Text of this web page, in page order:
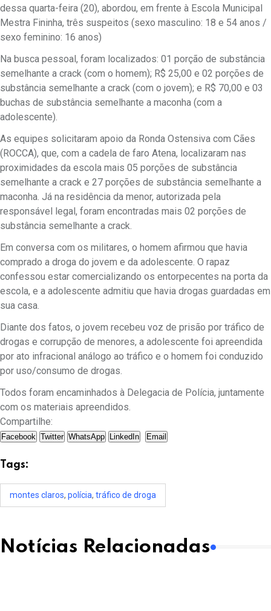
dessa quarta-feira (20), abordou, em frente à Escola Municipal
Mestra Fininha, três suspeitos (sexo masculino: 18 e 54 anos /
sexo feminino: 16 anos)
Na busca pessoal, foram localizados: 01 porção de substância
semelhante a crack (com o homem); R$ 25,00 e 02 porções de
substância semelhante a crack (com o jovem); e R$ 70,00 e 03
buchas de substância semelhante a maconha (com a
adolescente).
As equipes solicitaram apoio da Ronda Ostensiva com Cães
(ROCCA), que, com a cadela de faro Atena, localizaram nas
proximidades da escola mais 05 porções de substância
semelhante a crack e 27 porções de substância semelhante a
maconha. Já na residência da menor, autorizada pela
responsável legal, foram encontradas mais 02 porções de
substância semelhante a crack.
Em conversa com os militares, o homem afirmou que havia
comprado a droga do jovem e da adolescente. O rapaz
confessou estar comercializando os entorpecentes na porta da
escola, e a adolescente admitiu que havia drogas guardadas em
sua casa.
Diante dos fatos, o jovem recebeu voz de prisão por tráfico de
drogas e corrupção de menores, a adolescente foi apreendida
por ato infracional análogo ao tráfico e o homem foi conduzido
por uso/consumo de drogas.
Todos foram encaminhados à Delegacia de Polícia, juntamente
com os materiais apreendidos.
Compartilhe:
Facebook Twitter WhatsApp LinkedIn Email
Tags:
montes claros, polícia, tráfico de droga
Notícias Relacionadas